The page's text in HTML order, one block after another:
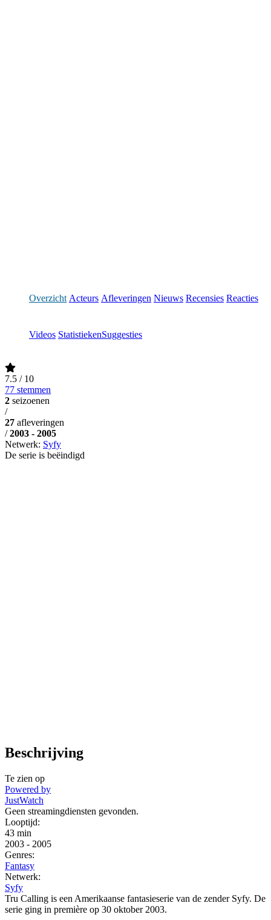
Overzicht Acteurs Afleveringen Nieuws Recensies Reacties
Videos StatistiekenSuggesties
7.5 / 10
77 stemmen
2 seizoenen
/
27 afleveringen
/ 2003 - 2005
Netwerk: Syfy
De serie is beëindigd
Beschrijving
Te zien op
Powered by
JustWatch
Geen streamingdiensten gevonden.
Looptijd:
43 min
2003 - 2005
Genres:
Fantasy
Netwerk:
Syfy
Tru Calling is een Amerikaanse fantasieserie van de zender Syfy. De
serie ging in première op 30 oktober 2003.